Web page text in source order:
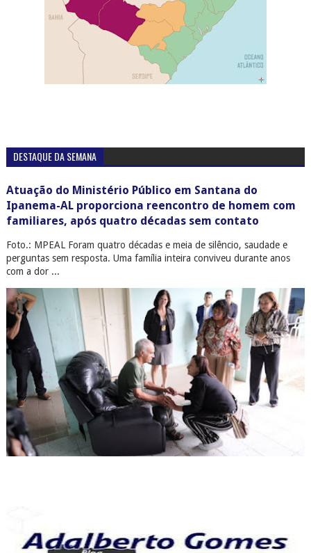
DESTAQUE DA SEMANA
Atuação do Ministério Público em Santana do
Ipanema-AL proporciona reencontro de homem com
familiares, após quatro décadas sem contato
Foto.: MPEAL Foram quatro décadas e meia de silêncio, saudade e
perguntas sem resposta. Uma família inteira conviveu durante anos
com a dor ...